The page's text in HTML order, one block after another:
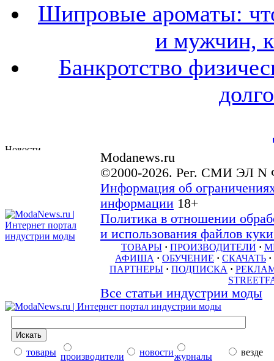
Шипровые ароматы:
и мужчин,
Банкротство
Modanews.ru
©2000-2026. Рег. СМИ ЭЛ N
Информация об
информации 18+
Политика в отношении
и использования файлов
ТОВАРЫ · ПРОИЗВОДИТЕЛИ ·
АФИША · ОБУЧЕНИЕ · СКАЧАТЬ ·
ПАРТНЕРЫ · ПОДПИСКА ·
Все статьи индустрии моды
товары производители новостижурналы везде